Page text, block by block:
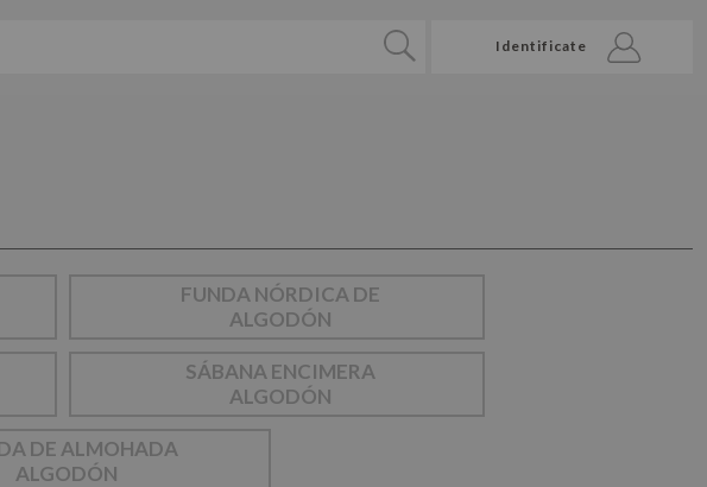
Identificate
FUNDA NÓRDICA DE
ALGODÓN
SÁBANA ENCIMERA
ALGODÓN
DE ALMOHADA
ALGODÓN